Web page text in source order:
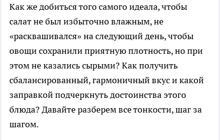
Как же добиться того самого идеала, чтобы
салат не был избыточно влажным, не
«расквашивался» на следующий день, чтобы
овощи сохранили приятную плотность, но при
этом не казались сырыми? Как получить
сбалансированный, гармоничный вкус и какой
заправкой подчеркнуть достоинства этого
блюда? Давайте разберем все тонкости, шаг за
шагом.